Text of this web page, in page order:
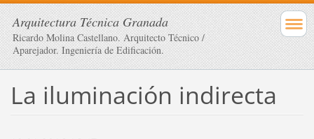
Arquitectura Técnica Granada
Ricardo Molina Castellano. Arquitecto Técnico /
Aparejador. Ingeniería de Edificación.
La iluminación indirecta